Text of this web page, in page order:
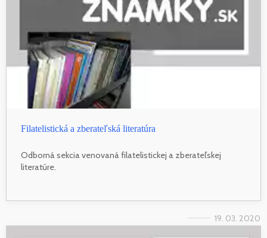
Filatelistická a zberateľská literatúra
Odborná sekcia venovaná filatelistickej a zberateľskej
literatúre.
19. 03. 2020